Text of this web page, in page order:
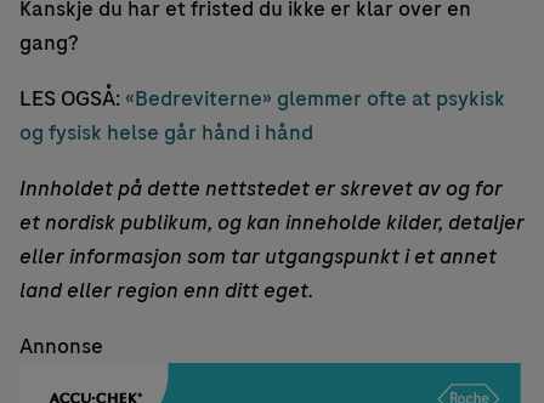
Kanskje du har et fristed du ikke er klar over en
gang?
LES OGSÅ: «Bedreviterne» glemmer ofte at psykisk
og fysisk helse går hånd i hånd
Innholdet på dette nettstedet er skrevet av og for
et nordisk publikum, og kan inneholde kilder, detaljer
eller informasjon som tar utgangspunkt i et annet
land eller region enn ditt eget.
Annonse